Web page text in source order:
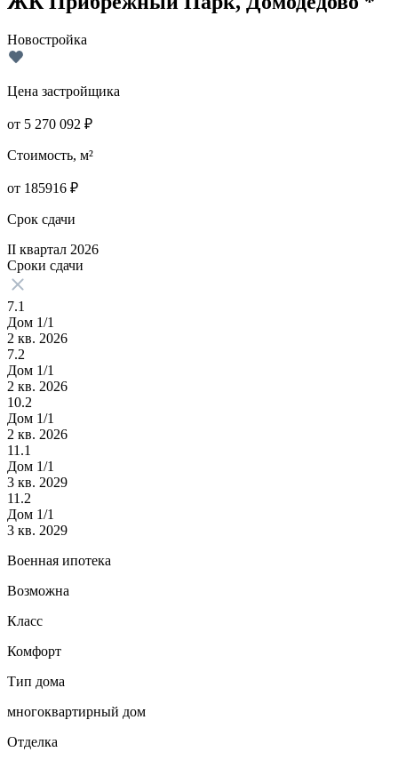
Новостройка
Цена застройщика
от 5 270 092 ₽
Стоимость, м²
от 185916 ₽
Срок сдачи
II квартал 2026
Сроки сдачи
7.1
Дом 1/1
2 кв. 2026
7.2
Дом 1/1
2 кв. 2026
10.2
Дом 1/1
2 кв. 2026
11.1
Дом 1/1
3 кв. 2029
11.2
Дом 1/1
3 кв. 2029
Военная ипотека
Возможна
Класс
Комфорт
Тип дома
многоквартирный дом
Отделка